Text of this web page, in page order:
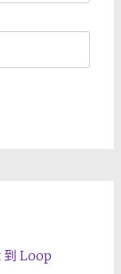
到 Loop